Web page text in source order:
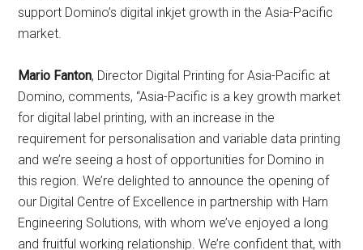
support Domino’s digital inkjet growth in the Asia-Pacific
market.
Mario Fanton, Director Digital Printing for Asia-Pacific at
Domino, comments, “Asia-Pacific is a key growth market
for digital label printing, with an increase in the
requirement for personalisation and variable data printing
and we’re seeing a host of opportunities for Domino in
this region. We’re delighted to announce the opening of
our Digital Centre of Excellence in partnership with Harn
Engineering Solutions, with whom we’ve enjoyed a long
and fruitful working relationship. We’re confident that, with